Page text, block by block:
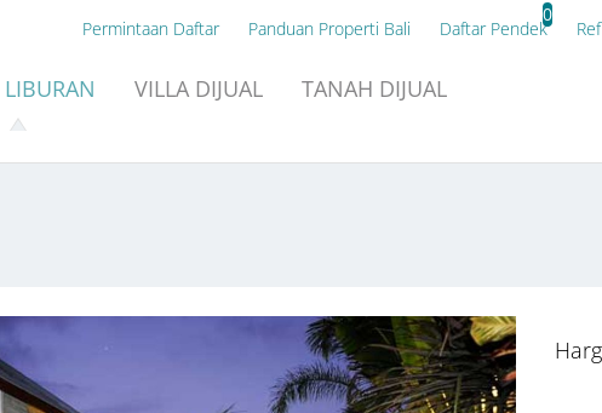
Permintaan Daftar Panduan Properti Bali Daftar Pendek
0
LIBURAN VILLA DIJUAL TANAH DIJUAL